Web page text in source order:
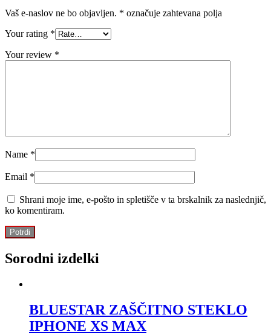
Vaš e-naslov ne bo objavljen. * označuje zahtevana polja
Your rating *
Your review *
Name *
Email *
Shrani moje ime, e-pošto in spletišče v ta brskalnik za naslednjič,
ko komentiram.
Sorodni izdelki
BLUESTAR ZAŠČITNO STEKLO
IPHONE XS MAX